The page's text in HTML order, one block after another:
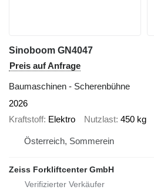
Sinoboom GN4047
Preis auf Anfrage
Baumaschinen - Scherenbühne
2026
Kraftstoff Elektro Nutzlast 450 kg
Österreich, Sommerein
Zeiss Forkliftcenter GmbH